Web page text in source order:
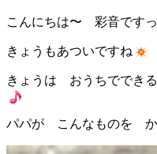
こんにちは〜 彩音ですっ
きょうもあついですね
きょうは おうちででき
パパが こんなものを か